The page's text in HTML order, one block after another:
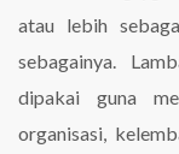
atau lebih
sebagainya.
dipakai guna
organisasi,